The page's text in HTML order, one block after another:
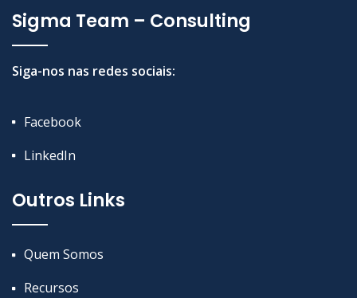
Sigma Team – Consulting
Siga-nos nas redes sociais:
Facebook
LinkedIn
Outros Links
Quem Somos
Recursos